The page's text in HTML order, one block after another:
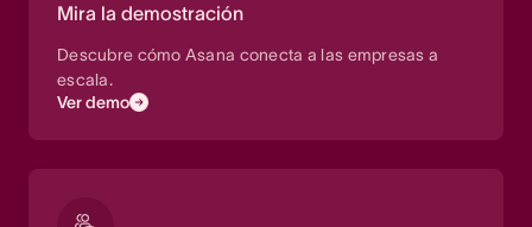
Mira la demostración
Descubre cómo Asana conecta a las empresas a
escala.
Ver demo